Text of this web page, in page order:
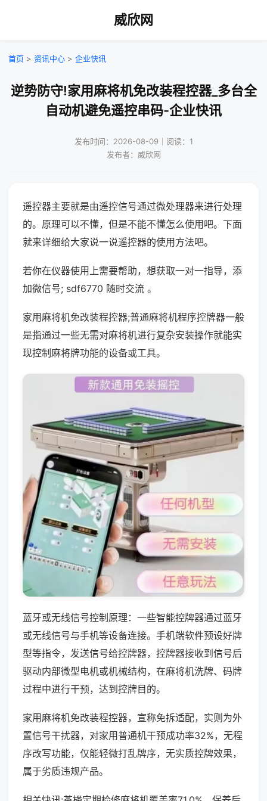
威欣网
首页 > 资讯中心 > 企业快讯
逆势防守!家用麻将机免改装程控器_多台全
自动机避免遥控串码-企业快讯
发布时间：2026-08-09｜阅读：1
发布者：威欣网
遥控器主要就是由遥控信号通过微处理器来进行处理
的。原理可以不懂，但是不能不懂怎么使用吧。下面
就来详细给大家说一说遥控器的使用方法吧。
若你在仪器使用上需要帮助，想获取一对一指导，添
加微信号; sdf6770 随时交流 。
家用麻将机免改装程控器;普通麻将机程序控牌器一般
是指通过一些无需对麻将机进行复杂安装操作就能实
现控制麻将牌功能的设备或工具。
蓝牙或无线信号控制原理：一些智能控牌器通过蓝牙
或无线信号与手机等设备连接。手机端软件预设好牌
型等指令，发送信号给控牌器，控牌器接收到信号后
驱动内部微型电机或机械结构，在麻将机洗牌、码牌
过程中进行干预，达到控牌目的。
家用麻将机免改装程控器，宣称免拆适配，实则为外
置信号干扰器，对家用普通机干预成功率32%，无程
序改写功能，仅能轻微打乱牌序，无实质控牌效果，
属于劣质违规产品。